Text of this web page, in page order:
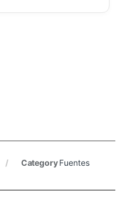
Category Fuentes